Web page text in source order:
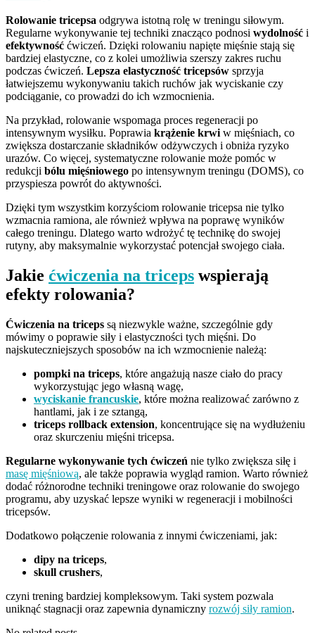
Rolowanie tricepsa odgrywa istotną rolę w treningu siłowym.
Regularne wykonywanie tej techniki znacząco podnosi wydolność i
efektywność ćwiczeń. Dzięki rolowaniu napięte mięśnie stają się
bardziej elastyczne, co z kolei umożliwia szerszy zakres ruchu
podczas ćwiczeń. Lepsza elastyczność tricepsów sprzyja
łatwiejszemu wykonywaniu takich ruchów jak wyciskanie czy
podciąganie, co prowadzi do ich wzmocnienia.
Na przykład, rolowanie wspomaga proces regeneracji po
intensywnym wysiłku. Poprawia krążenie krwi w mięśniach, co
zwiększa dostarczanie składników odżywczych i obniża ryzyko
urazów. Co więcej, systematyczne rolowanie może pomóc w
redukcji bólu mięśniowego po intensywnym treningu (DOMS), co
przyspiesza powrót do aktywności.
Dzięki tym wszystkim korzyściom rolowanie tricepsa nie tylko
wzmacnia ramiona, ale również wpływa na poprawę wyników
całego treningu. Dlatego warto wdrożyć tę technikę do swojej
rutyny, aby maksymalnie wykorzystać potencjał swojego ciała.
Jakie ćwiczenia na triceps wspierają
efekty rolowania?
Ćwiczenia na triceps są niezwykle ważne, szczególnie gdy
mówimy o poprawie siły i elastyczności tych mięśni. Do
najskuteczniejszych sposobów na ich wzmocnienie należą:
pompki na triceps, które angażują nasze ciało do pracy
wykorzystując jego własną wagę,
wyciskanie francuskie, które można realizować zarówno z
hantlami, jak i ze sztangą,
triceps rollback extension, koncentrujące się na wydłużeniu
oraz skurczeniu mięśni tricepsa.
Regularne wykonywanie tych ćwiczeń nie tylko zwiększa siłę i
masę mięśniową, ale także poprawia wygląd ramion. Warto również
dodać różnorodne techniki treningowe oraz rolowanie do swojego
programu, aby uzyskać lepsze wyniki w regeneracji i mobilności
tricepsów.
Dodatkowo połączenie rolowania z innymi ćwiczeniami, jak:
dipy na triceps,
skull crushers,
czyni trening bardziej kompleksowym. Taki system pozwala
uniknąć stagnacji oraz zapewnia dynamiczny rozwój siły ramion.